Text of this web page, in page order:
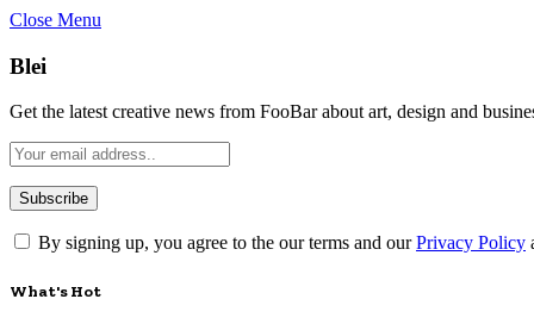
Close Menu
Blei
Get the latest creative news from FooBar about art, design and
By signing up, you agree to the our terms and ourPrivacy Policy
What's Hot